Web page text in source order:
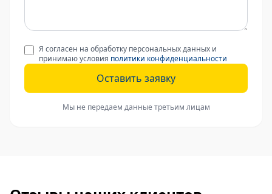
Я согласен на обработку персональных данных и
принимаю условия политики конфиденциальности
Оставить заявку
Мы не передаем данные третьим лицам